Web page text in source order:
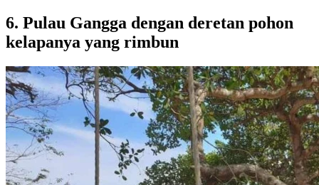
6. Pulau Gangga dengan deretan pohon
kelapanya yang rimbun